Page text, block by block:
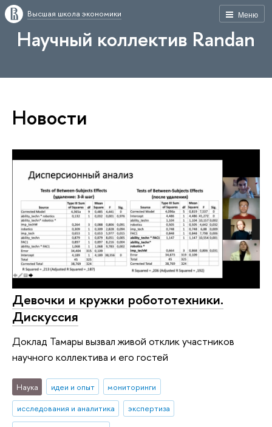
Меню
Высшая школа экономики
Научный коллектив Randan
Новости
Девочки и кружки робототехники.
Дискуссия
Доклад Тамары вызвал живой отклик участников
научного коллектива и его гостей
Наука идеи и опыт
мониторинги
исследования и аналитика
экспертиза